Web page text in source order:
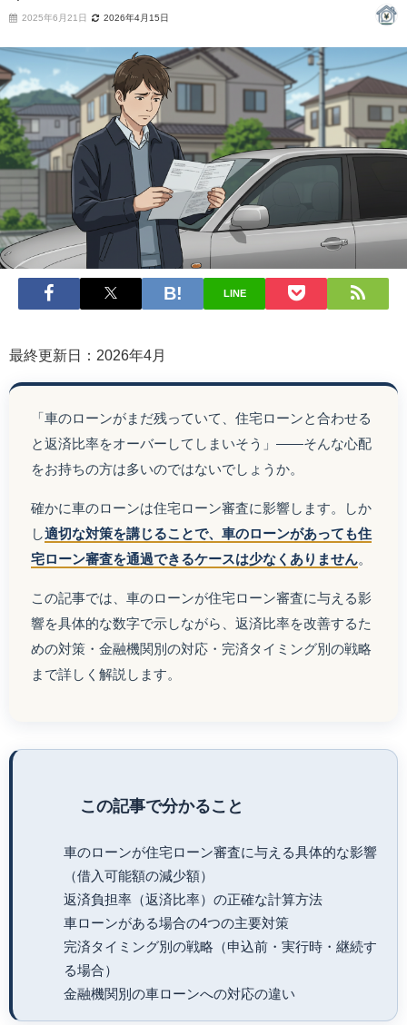
2025年6月21日 2026年4月15日
LINE
最終更新日：2026年4月
「車のローンがまだ残っていて、住宅ローンと合わせる
と返済比率をオーバーしてしまいそう」——そんな心配
をお持ちの方は多いのではないでしょうか。
確かに車のローンは住宅ローン審査に影響します。しか
し 適切な対策を講じることで、車のローンがあっても住
宅ローン審査を通過できるケースは少なくありません
この記事では、車のローンが住宅ローン審査に与える影
響を具体的な数字で示しながら、返済比率を改善するた
めの対策・金融機関別の対応・完済タイミング別の戦略
まで詳しく解説します。
この記事で分かること
車のローンが住宅ローン審査に与える具体的な影響
（借入可能額の減少額）
返済負担率（返済比率）の正確な計算方法
車ローンがある場合の4つの主要対策
完済タイミング別の戦略（申込前・実行時・継続す
る場合）
金融機関別の車ローンへの対応の違い